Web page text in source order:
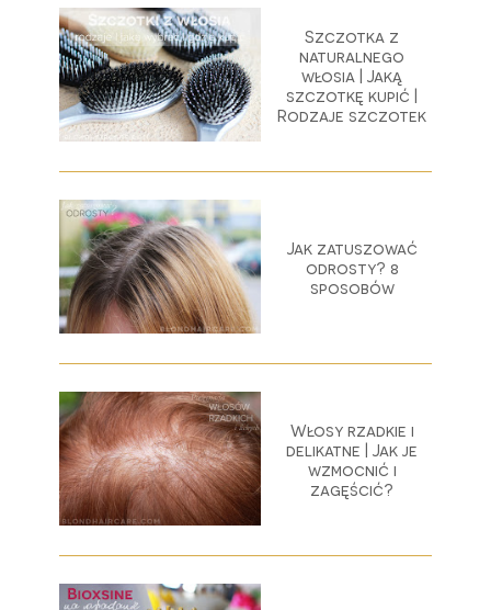
Szczotka z
naturalnego
włosia | Jaką
szczotkę kupić |
Rodzaje szczotek
Jak zatuszować
odrosty? 8
sposobów
Włosy rzadkie i
delikatne | Jak je
wzmocnić i
zagęścić?